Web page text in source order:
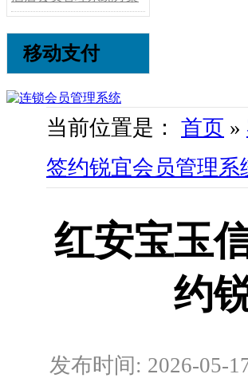
移动支付
当前位置是： 首页 »
签约锐宜会员管理系
红安宝玉
约
发布时间: 2026-05-